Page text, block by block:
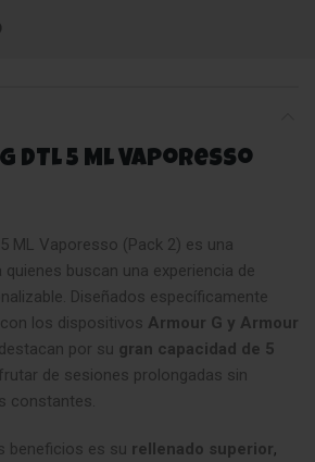
DTL 5 ML Vaporesso
ML Vaporesso (Pack 2) es una
buscan una experiencia de
Diseñados específicamente
los dispositivos Armour G y Armour
por su gran capacidad de 5
de sesiones prolongadas sin
constantes.
beneficios es su rellenado superior,